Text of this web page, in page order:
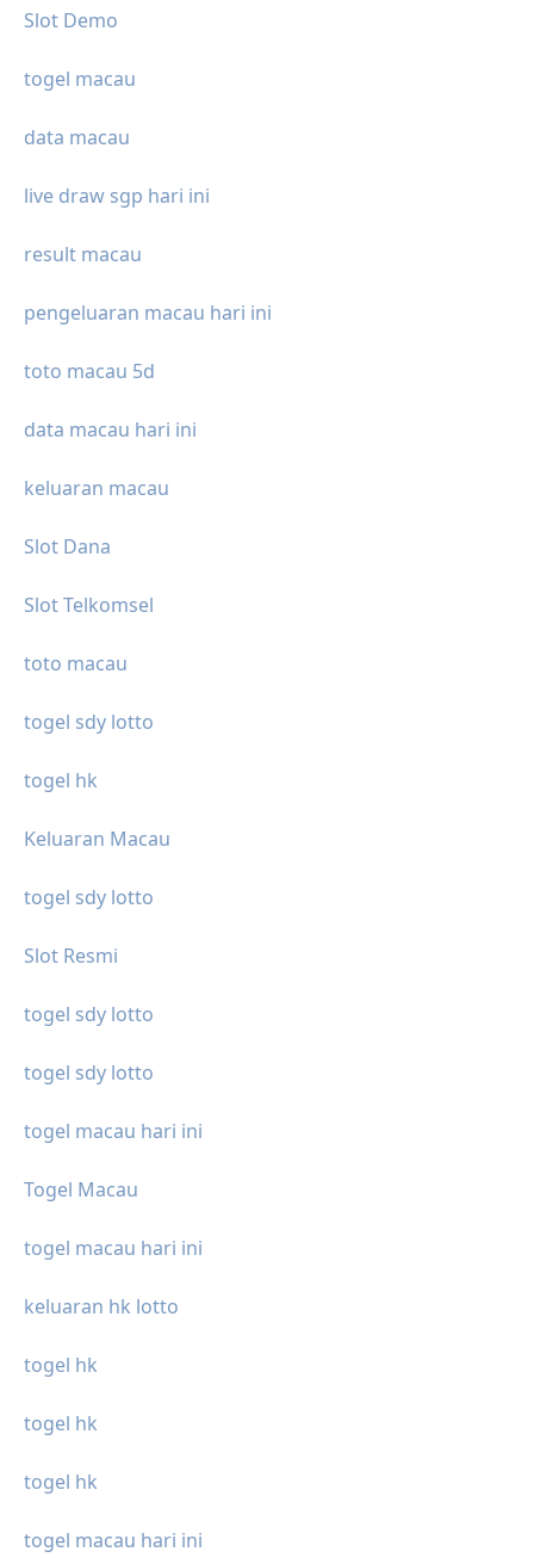
Slot Demo
togel macau
data macau
live draw sgp hari ini
result macau
pengeluaran macau hari ini
toto macau 5d
data macau hari ini
keluaran macau
Slot Dana
Slot Telkomsel
toto macau
togel sdy lotto
togel hk
Keluaran Macau
togel sdy lotto
Slot Resmi
togel sdy lotto
togel sdy lotto
togel macau hari ini
Togel Macau
togel macau hari ini
keluaran hk lotto
togel hk
togel hk
togel hk
togel macau hari ini